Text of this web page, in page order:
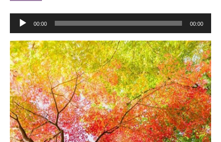
プ
レ
ー
ヤ
ー
00:00 00:00